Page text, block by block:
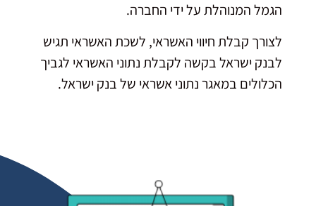
הגמל המנוהלת על ידי החברה.
לצורך קבלת חיווי האשראי, לשכת האשראי תגיש
לבנק ישראל בקשה לקבלת נתוני האשראי לגביך
הכלולים במאגר נתוני אשראי של בנק ישראל.